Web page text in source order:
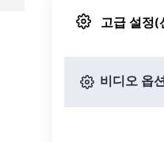
고급 설정(
비디오 옵